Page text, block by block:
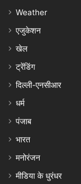
Weather
एजुकेशन
खेल
ट्रेंडिंग
दिल्ली-एनसीआर
धर्म
पंजाब
भारत
मनोरंजन
मीडिया के धुरंधर